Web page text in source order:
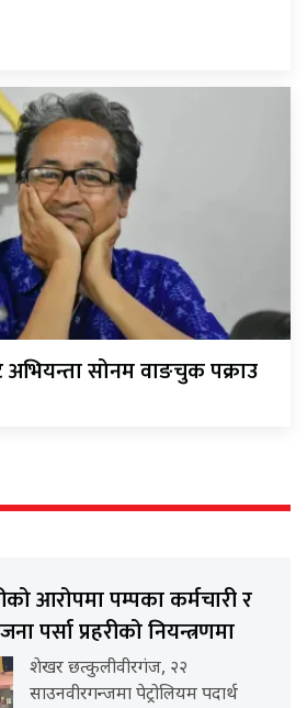
अभियन्ता सोनम वाङचुक पक्राउ
आरोपमा पम्पका कर्मचारी र
पर्सा प्रहरीको नियन्त्रणमा
शेखर छत्कुलीवीरगंज, २२
साउनवीरगन्जमा पेट्रोलियम पदार्थ